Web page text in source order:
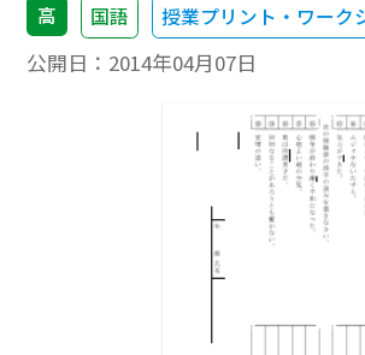
高 国語 授業プリント・ワーク
公開日： 2014年04月07日